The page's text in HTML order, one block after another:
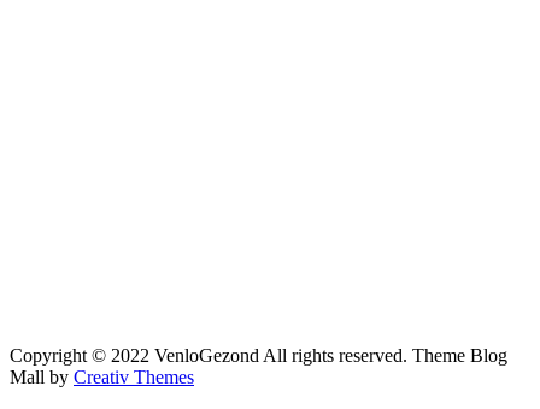
Copyright © 2022 VenloGezond All rights reserved. Theme Blog
Mall by Creativ Themes